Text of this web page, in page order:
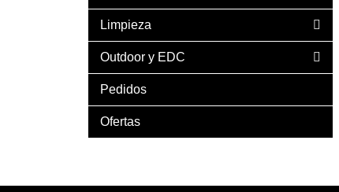
Limpieza
Outdoor y EDC
Pedidos
Ofertas